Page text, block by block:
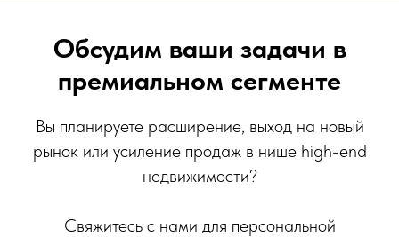
Обсудим ваши задачи в
премиальном сегменте
Вы планируете расширение, выход на новый
рынок или усиление продаж в нише high-end
недвижимости?
Свяжитесь с нами для персональной